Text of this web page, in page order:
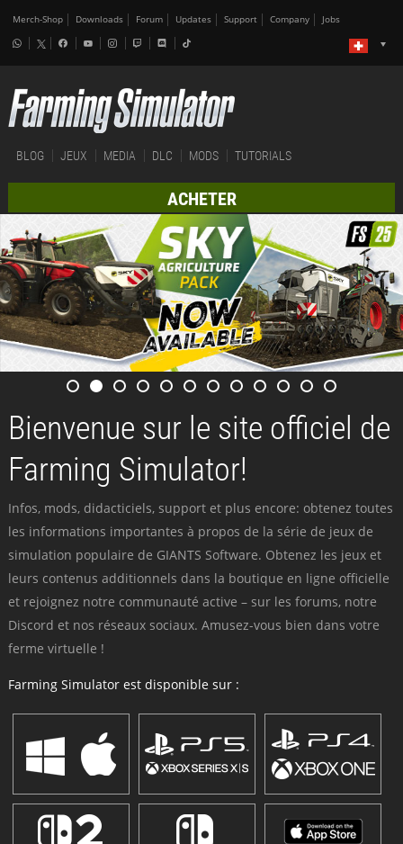
Merch-Shop Downloads Forum Updates Support Company Jobs
BLOG JEUX MEDIA DLC MODS TUTORIALS
ACHETER
Bienvenue sur le site officiel de
Farming Simulator!
Infos, mods, didacticiels, support et plus encore: obtenez toutes
les informations importantes à propos de la série de jeux de
simulation populaire de GIANTS Software. Obtenez les jeux et
leurs contenus additionnels dans la boutique en ligne officielle
et rejoignez notre communauté active – sur les forums, notre
Discord et nos réseaux sociaux. Amusez-vous bien dans votre
ferme virtuelle !
Farming Simulator est disponible sur :